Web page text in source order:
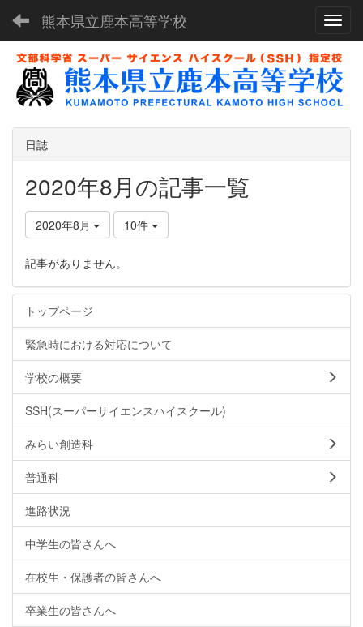
熊本県立鹿本高等学校
日誌
2020年8月の記事一覧
2020年8月 10件
記事がありません。
トップページ
緊急時における対応について
学校の概要
SSH(スーパーサイエンスハイスクール)
みらい創造科
普通科
進路状況
中学生の皆さんへ
在校生・保護者の皆さんへ
卒業生の皆さんへ